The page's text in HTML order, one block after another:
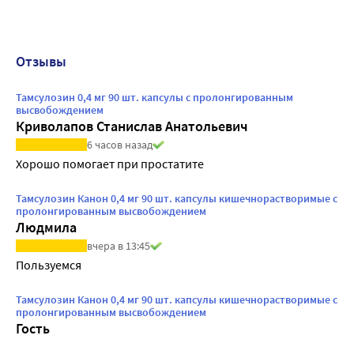
Отзывы
Тамсулозин 0,4 мг 90 шт. капсулы с пролонгированным
высвобождением
Криволапов Станислав Анатольевич
6 часов назад
Хорошо помогает при простатите
Тамсулозин Канон 0,4 мг 90 шт. капсулы кишечнорастворимые с
пролонгированным высвобождением
Людмила
вчера в 13:45
Пользуемся
Тамсулозин Канон 0,4 мг 90 шт. капсулы кишечнорастворимые с
пролонгированным высвобождением
Гость